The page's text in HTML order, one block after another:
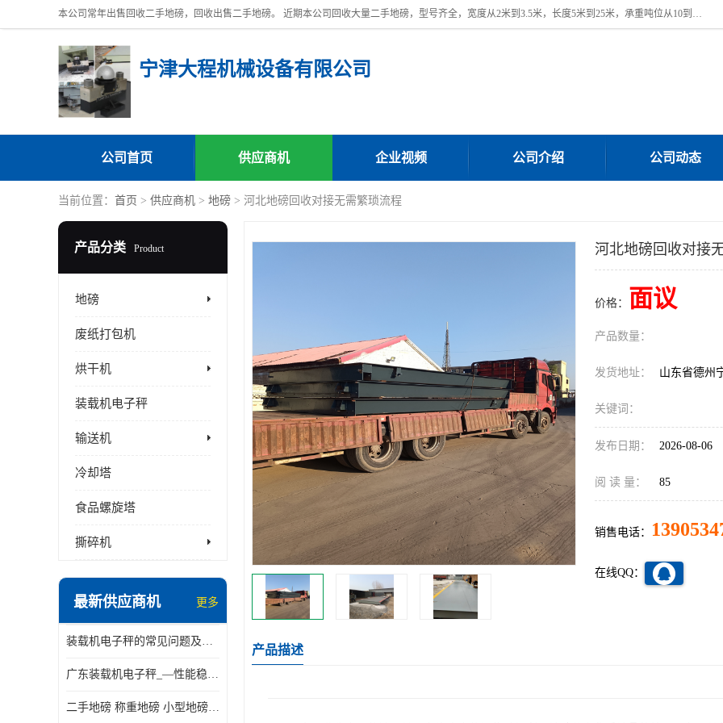
本公司常年出售回收二手地磅，回收出售二手地磅。 近期本公司回收大量二手地磅，型号齐全，宽度从2米到3.5米，长度5米到25米，承重吨位从10到200吨，成色7—9成新。 ? 使用年限6个月至2年，产品来源于个人闲置品，工矿企业停用品，因小换大而来。 精准度和新的一样， 二手地磅是内行人的选择，打个电话就省钱朋友您好等什么
宁津大程机械设备有限公司
公司首页 供应商机 企业视频 公司介绍 公司动态
当前位置： 首页 > 供应商机 > 地磅 > 河北地磅回收对接无需繁琐流程
产品分类 Product
地磅
废纸打包机
烘干机
装载机电子秤
输送机
冷却塔
食品螺旋塔
撕碎机
最新供应商机 更多
装载机电子秤的常见问题及解决方法介绍
广东装载机电子秤_—性能稳定—操作简单—品质可靠
二手地磅 称重地磅 小型地磅 一百吨地磅
河北地磅回收对接
价格： 面议
产品数量：
发货地址： 山东省德州
关键词：
发布日期： 2026-08-06
阅 读 量： 85
销售电话：
在线QQ：
产品描述